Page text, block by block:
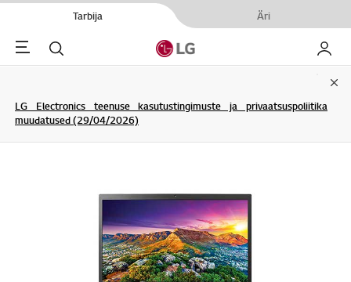
Tarbija Äri
Menu Otsi Minu
LG Electronics teenuse kasutustingimuste ja privaatsuspoliitika
muudatused (29/04/2026)